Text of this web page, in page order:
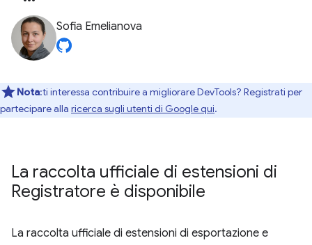
Sofia Emelianova
Nota:ti interessa contribuire a migliorare DevTools? Registrati per
partecipare alla ricerca sugli utenti di Google qui.
La raccolta ufficiale di estensioni di
Registratore è disponibile
La raccolta ufficiale di estensioni di esportazione e